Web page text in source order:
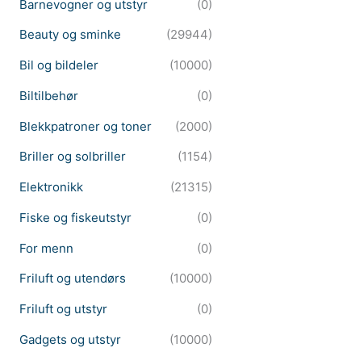
Barnevogner og utstyr
(0)
Beauty og sminke
(29944)
Bil og bildeler
(10000)
Biltilbehør
(0)
Blekkpatroner og toner
(2000)
Briller og solbriller
(1154)
Elektronikk
(21315)
Fiske og fiskeutstyr
(0)
For menn
(0)
Friluft og utendørs
(10000)
Friluft og utstyr
(0)
Gadgets og utstyr
(10000)